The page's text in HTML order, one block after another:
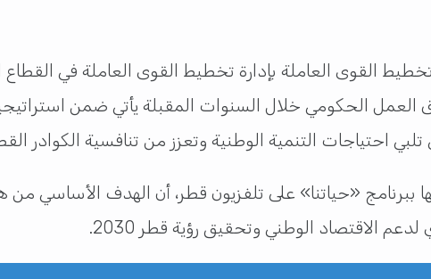
القوى العاملة بإدارة تخطيط القوى العاملة في
العمل الحكومي خلال السنوات المقبلة يأتي ضمن
تلبي احتياجات التنمية الوطنية وتعزز من تنافسية الكوادر
«حياتنا» على تلفزيون قطر، أن الهدف الأساسي
الاقتصاد الوطني وتحقيق رؤية قطر 2030.